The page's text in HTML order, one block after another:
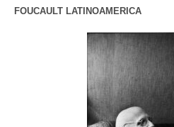
FOUCAULT LATINOAMERICA